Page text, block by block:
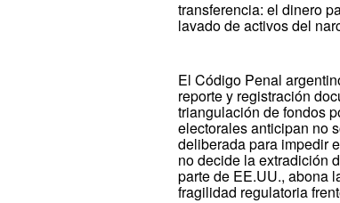
transferencia: el dinero
lavado de activos del
El Código Penal
reporte y registración
triangulación de fondos
electorales anticipan no
deliberada para impedir
no decide la extradición
parte de EE.UU., abona
fragilidad regulatoria